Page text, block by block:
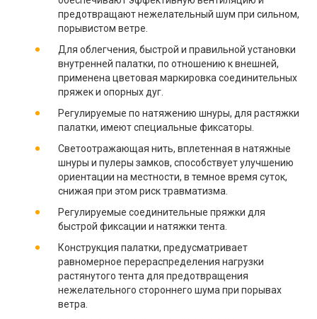
предотвращают нежелательный шум при сильном,
порывистом ветре.
Для облегчения, быстрой и правильной установки
внутренней палатки, по отношению к внешней,
применена цветовая маркировка соединительных
пряжек и опорных дуг.
Регулируемые по натяжению шнуры, для растяжки
палатки, имеют специальные фиксаторы.
Светоотражающая нить, вплетенная в натяжные
шнуры и пулеры замков, способствует улучшению
ориентации на местности, в темное время суток,
снижая при этом риск травматизма.
Регулируемые соединительные пряжки для
быстрой фиксации и натяжки тента.
Конструкция палатки, предусматривает
равномерное перераспределения нагрузки
растянутого тента для предотвращения
нежелательного стороннего шума при порывах
ветра.